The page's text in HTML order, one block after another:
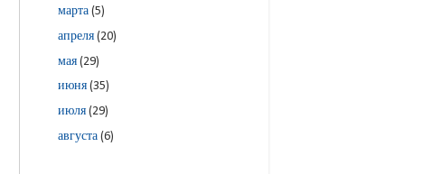
марта(5)
апреля(20)
мая(29)
июня(35)
июля(29)
августа(6)